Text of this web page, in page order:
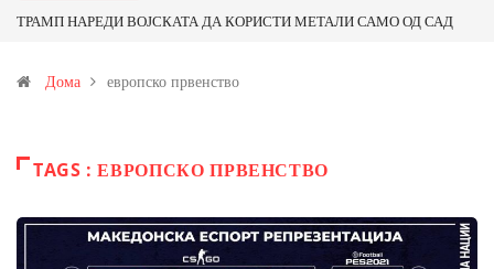
ТРАМП НАРЕДИ ВОЈСКАТА ДА КОРИСТИ МЕТАЛИ САМО ОД САД
Иловица и со антимонот?
Дома европско првенство
TAGS : ЕВРОПСКО ПРВЕНСТВО